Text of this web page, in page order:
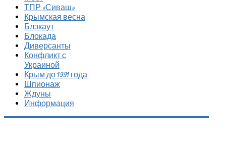
ТПР «Сиваш»
Крымская весна
Блэкаут
Блокада
Диверсанты
Конфликт с
Украиной
Крым до 1991 года
Шпионаж
Ждуны
Информация